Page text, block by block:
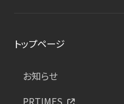
トップページ
お知らせ
PRTIMES